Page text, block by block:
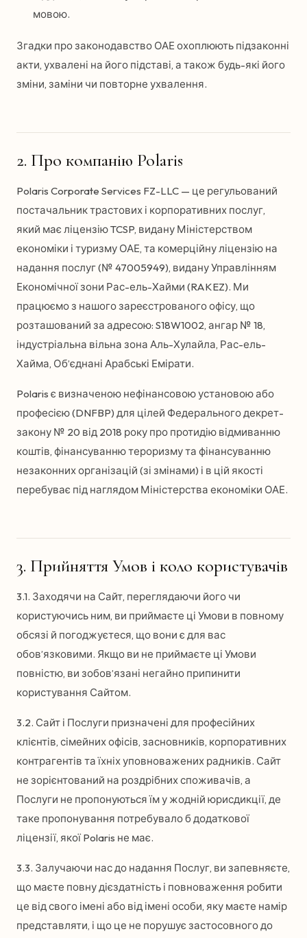
мовою.
Згадки про законодавство ОАЕ охоплюють підзаконні
акти, ухвалені на його підставі, а також будь-які його
зміни, заміни чи повторне ухвалення.
2. Про компанію Polaris
Polaris Corporate Services FZ-LLC — це регульований
постачальник трастових і корпоративних послуг,
який має ліцензію TCSP, видану Міністерством
економіки і туризму ОАЕ, та комерційну ліцензію на
надання послуг (№ 47005949), видану Управлінням
Економічної зони Рас-ель-Хайми (RAKEZ). Ми
працюємо з нашого зареєстрованого офісу, що
розташований за адресою: S18W1002, ангар № 18,
індустріальна вільна зона Аль-Хулайла, Рас-ель-
Хайма, Об’єднані Арабські Емірати.
Polaris є визначеною нефінансовою установою або
професією (DNFBP) для цілей Федерального декрет-
закону № 20 від 2018 року про протидію відмиванню
коштів, фінансуванню тероризму та фінансуванню
незаконних організацій (зі змінами) і в цій якості
перебуває під наглядом Міністерства економіки ОАЕ.
3. Прийняття Умов і коло користувачів
3.1. Заходячи на Сайт, переглядаючи його чи
користуючись ним, ви приймаєте ці Умови в повному
обсязі й погоджуєтеся, що вони є для вас
обов’язковими. Якщо ви не приймаєте ці Умови
повністю, ви зобов’язані негайно припинити
користування Сайтом.
3.2. Сайт і Послуги призначені для професійних
клієнтів, сімейних офісів, засновників, корпоративних
контрагентів та їхніх уповноважених радників. Сайт
не зорієнтований на роздрібних споживачів, а
Послуги не пропонуються їм у жодній юрисдикції, де
таке пропонування потребувало б додаткової
ліцензії, якої Polaris не має.
3.3. Залучаючи нас до надання Послуг, ви запевняєте,
що маєте повну дієздатність і повноваження робити
це від свого імені або від імені особи, яку маєте намір
представляти, і що це не порушує застосовного до